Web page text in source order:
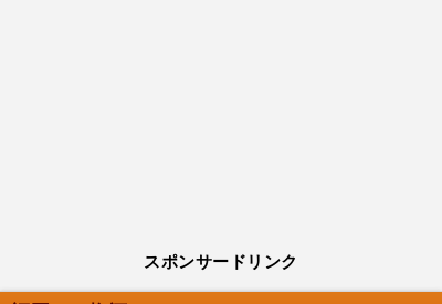
スポンサードリンク